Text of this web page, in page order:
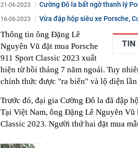
13:43
Giá gạo châu Á duy trì
13:40
Không ngờ có mỹ nhân
13:36
ĐBQH: Mở rộng hoạt
'bia kèm lạc'
13:28
Vì sao giá kết thúc
21-06-2023 Cường Đô la bất ngờ thanh lý
16-06-2023 Vừa đập hộp siêu xe Porsche,
TIN
Thông tin ông Đặng Lê
Nguyên Vũ đặt mua Porsche
911 Sport Classic 2023 xuất
hiện từ hồi tháng 7 năm ngoái. Tuy
chính thức được "ra biển" và lộ diện lần
Trước đó, đại gia Cường Đô la đã đập
Tại Việt Nam, ông Đặng Lê Nguyên Vũ
Classic 2023. Người thứ hai đặt mua